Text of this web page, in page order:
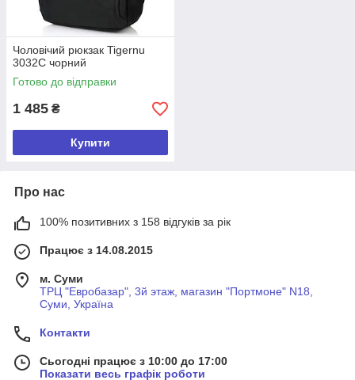
Чоловічий рюкзак Tigernu
3032C чорний
Готово до відправки
1 485 ₴
Купити
Про нас
100% позитивних з 158 відгуків за рік
Працює з 14.08.2015
м. Суми
ТРЦ "Евробазар", 3й этаж, магазин "Портмоне" N18,
Суми, Україна
Контакти
Сьогодні працює з 10:00 до 17:00
Показати весь графік роботи